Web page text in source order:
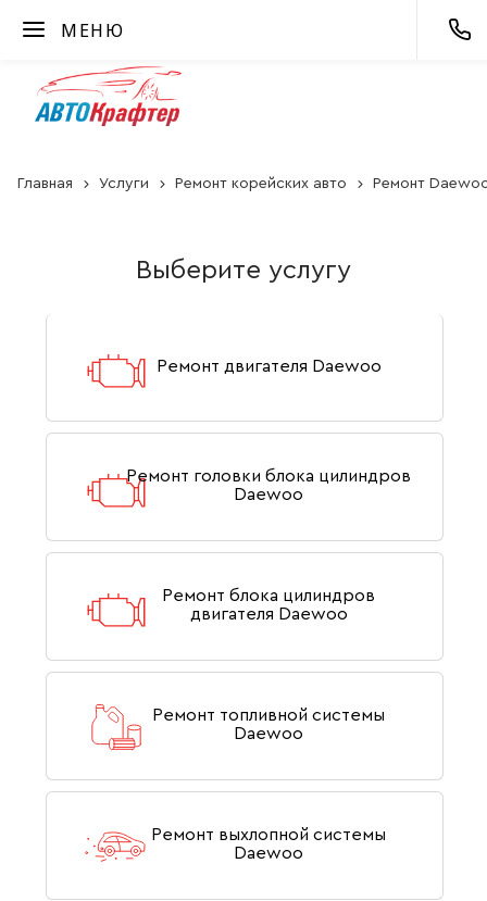
МЕНЮ
Главная Услуги Ремонт корейских авто Ремонт
Выберите услугу
Ремонт двигателя Daewoo
Ремонт головки блока цилиндров
Daewoo
Ремонт блока цилиндров
двигателя Daewoo
Ремонт топливной системы
Daewoo
Ремонт выхлопной системы
Daewoo